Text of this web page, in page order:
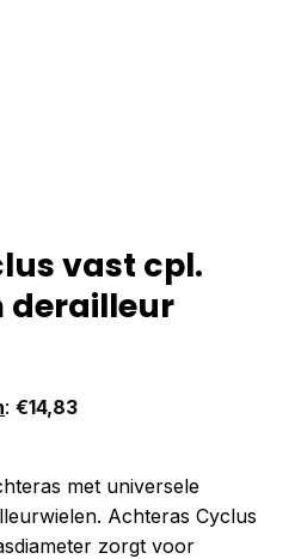
vast cpl.
derailleur
: €14,83
met universele
Achteras Cyclus
zorgt voor